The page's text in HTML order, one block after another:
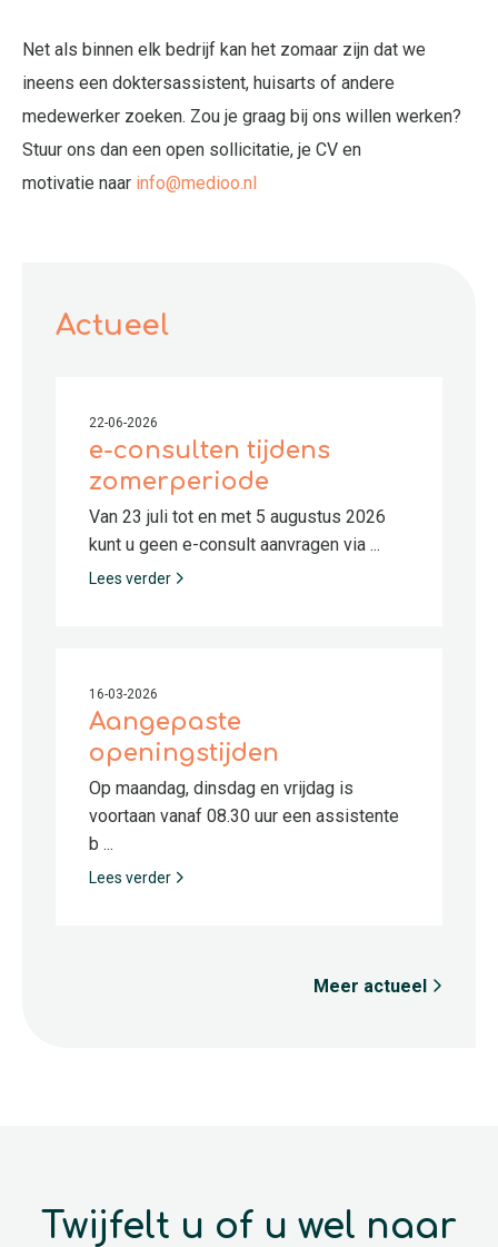
Net als binnen elk bedrijf kan het zomaar zijn dat we
ineens een doktersassistent, huisarts of andere
medewerker zoeken. Zou je graag bij ons willen werken?
Stuur ons dan een open sollicitatie, je CV en
motivatie naar info@medioo.nl
Actueel
22-06-2026
e-consulten tijdens
zomerperiode
Van 23 juli tot en met 5 augustus 2026
kunt u geen e-consult aanvragen via ...
Lees verder
16-03-2026
Aangepaste
openingstijden
Op maandag, dinsdag en vrijdag is
voortaan vanaf 08.30 uur een assistente
b ...
Lees verder
Meer actueel
Twijfelt u of u wel naar